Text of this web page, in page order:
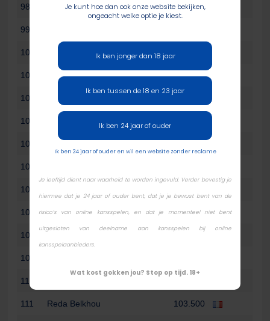
98 Remco Brok 125.000
99
100 Nicky Steenland
101 Jackie Hu 122.000
102 Gino Scazzari
103
104
105
106
107 Tien Nguyen 113.000
108 110.500
109
110
111 Reda Belkhou 103.500
Je kunt hoe dan ook onze website bekijken,
ongeacht welke optie je kiest.
Ik ben jonger dan 18 jaar
Ik ben tussen de 18 en 23 jaar
Ik ben 24 jaar of ouder
Ik ben 24 jaar of ouder en wil een website zonder reclame
Je leeftijd dient naar waarheid te worden ingevuld. Verder bevestig je
hiermee dat je 24 jaar of ouder bent, dat je je bewust bent van de
risico’s van online kansspelen, en dat je momenteel niet bent
uitgesloten van deelname aan kansspelen bij online
kansspelaanbieders.
Wat kost gokken jou? Stop op tijd. 18+